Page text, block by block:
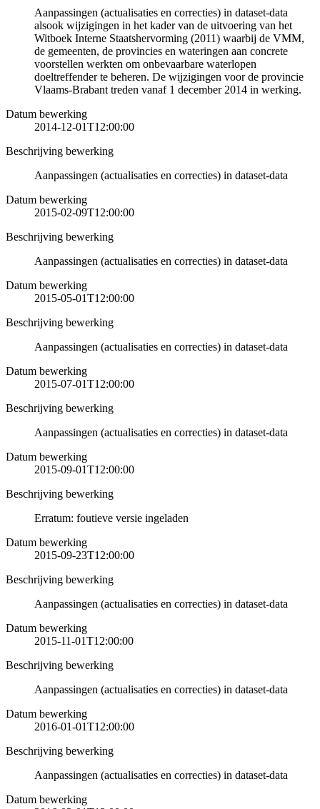
Aanpassingen (actualisaties en correcties) in dataset-data
alsook wijzigingen in het kader van de uitvoering van het
Witboek Interne Staatshervorming (2011) waarbij de VMM,
de gemeenten, de provincies en wateringen aan concrete
voorstellen werkten om onbevaarbare waterlopen
doeltreffender te beheren. De wijzigingen voor de provincie
Vlaams-Brabant treden vanaf 1 december 2014 in werking.
Datum bewerking
2014-12-01T12:00:00
Beschrijving bewerking
Aanpassingen (actualisaties en correcties) in dataset-data
Datum bewerking
2015-02-09T12:00:00
Beschrijving bewerking
Aanpassingen (actualisaties en correcties) in dataset-data
Datum bewerking
2015-05-01T12:00:00
Beschrijving bewerking
Aanpassingen (actualisaties en correcties) in dataset-data
Datum bewerking
2015-07-01T12:00:00
Beschrijving bewerking
Aanpassingen (actualisaties en correcties) in dataset-data
Datum bewerking
2015-09-01T12:00:00
Beschrijving bewerking
Erratum: foutieve versie ingeladen
Datum bewerking
2015-09-23T12:00:00
Beschrijving bewerking
Aanpassingen (actualisaties en correcties) in dataset-data
Datum bewerking
2015-11-01T12:00:00
Beschrijving bewerking
Aanpassingen (actualisaties en correcties) in dataset-data
Datum bewerking
2016-01-01T12:00:00
Beschrijving bewerking
Aanpassingen (actualisaties en correcties) in dataset-data
Datum bewerking